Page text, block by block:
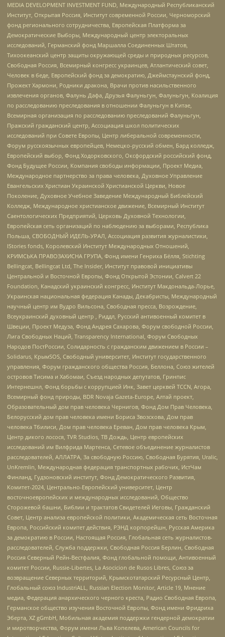
MEDIA DEVELOPMENT INVESTMENT FUND, Международный Республиканский
Институт, Открытая Россия, Институт современной России, Черноморский
фонд регионального сотрудничества, Европейская Платформа за
Демократические Выборы, Международный центр электоральных
исследований, Германский фонд Маршалла Соединенных Штатов,
Тихоокеанский центр защиты окружающей среды и природных ресурсов,
Свободная Россия, Всемирный конгресс украинцев, Атлантический совет,
Человек в беде, Европейский фонд за демократию, Джеймстаунский фонд,
Прожект Хармони, Родники дракона, Врачи против насильственного
извлечения органов, Фалунь Дафа, Друзья Фалуньгун, Фалуньгун, Коалиция
по расследованию преследования в отношении Фалуньгун в Китае,
Всемирная организация по расследованию преследований Фалуньгун,
Пражский гражданский центр, Ассоциация школ политических
исследований при Совете Европы, Центр либеральной современности,
Форум русскоязычных европейцев, Немецко-русский обмен, Бард колледж,
Европейский выбор, Фонд Ходорковского, Оксфордский российский фонд,
Фонд Будущее России, Компания свободы информации, Проект Медиа,
Международное партнерство за права человека, Духовное Управление
Евангельских Христиан Украинской Христианской Церкви, Новое
Поколение, Духовное Учебное Заведение Международный Библейский
Колледж, Международное христианское движение, Всемирный Институт
Саентологических Предприятий, Церковь Духовной Технологии,
Европейская сеть организаций по наблюдению за выборами, Республика
Польша, СВОБОДНЫЙ ИДЕЛЬ-УРАЛ, Ассоциация развития журналистики,
IStories fonds, Королевский Институт Международных Отношений,
КРИМСЬКА ПРАВОЗАХИСНА ГРУПА, Фонд имени Генриха Бёлля, Stichting
Bellingcat, Bellingcat Ltd, The Insider, Институт правовой инициативы
Центральной и Восточной Европы, Фонд Открытой Эстонии, Calvert 22
Foundation, Канадский украинский конгресс, Институт Макдональда-Лорье,
Украинская национальная федерация Канады, Декабристы, Международный
научный центр им Вудро Вильсона, Свободная пресса, Возрождение,
Всеукраинский духовный центр , Риддл, Русский антивоенный комитет в
Швеции, Проект Медуза, Фонд Андрея Сахарова, Форум свободной России,
Лига Свободных Наций, Transparеncy International, Форум Свободных
Народов ПостРоссии, Солидарность с гражданским движением в России –
Solidarus, КрымSOS, Свободный университет, Институт государственного
управления, Форум гражданского общества Россия, Беллона, Союз жителей
островов Тисима и Хабомаи, Съезд народных депутатов, Гринпис
Интернешнл, Фонд борьбы с коррупцией Инк, Завет церквей TCCN, Агора,
Всемирный фонд природы, BDR Novaja Gazeta-Europe, Алтай проект,
Образовательный дом прав человека Чернигов, Фонд Дом Прав Человека,
Белорусский дом прав человека имени Бориса Звозскова, Дом прав
человека Тбилиси, Дом прав человека Ереван, Дом прав человека Крым,
Центр дикого лосося, TVR Studios, ТВ Дождь, Центр европейских
исследований им Вилфрида Мартенса, Сетевое объединение журналистов
расследователей, АЛЛАТРА, За свободную Россию, Свободная Бурятия, Uralic,
UnKremlin, Международная федерация транспортных рабочих, ИстЧам
Финланд, Гудзоновский институт, Фонд Демократического Развития,
Комитет-2024, Центрально-Европейский университет, Центр
восточноевропейских и международных исследований, Общество
Сторожевой башни, Библии и трактатов Свидетелей Иеговы, Гражданский
Совет, Центр анализа европейской политики, Академическая сеть Восточная
Европа, Российский комитет действия, РЭНД корпорейшн, Русская Америка
за демократию в России, Настоящая Россия, Глобальная сеть журналистов-
расследователей, Служба поддержки, Свободная Россия Берлин, Свободная
Россия Северный Рейн-Вестфалия, Фонд глобальной помощи, Антивоенный
комитет России, Russie-Libertes, La Asocicion de Rusos Libres, Союз за
возвращение Северных территорий, Крымскотатарский Ресурсный Центр,
Глобальный союз IndustriALL, Russian Election Monitor, Article 19, Мнение
медиа, Федерация анархического черного креста, Радио Свободная Европа,
Германское общество изучения Восточной Европы, Фонд имени Фридриха
Эберта, XZ gGmbH, Мобильная академия поддержки гендерной демократии
и миротворчества, Форум имени Льва Копелева, American Councils for